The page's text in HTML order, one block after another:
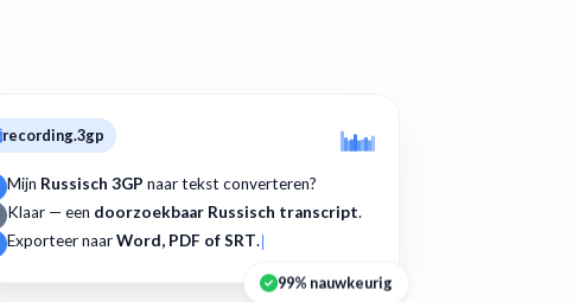
recording.3gp
Mijn Russisch 3GP naar tekst converteren?
Klaar — een doorzoekbaar Russisch transcript.
Exporteer naarWord, PDF of SRT.
99% nauwkeurig